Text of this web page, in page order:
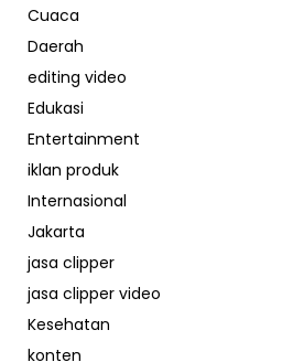
Cuaca
Daerah
editing video
Edukasi
Entertainment
iklan produk
Internasional
Jakarta
jasa clipper
jasa clipper video
Kesehatan
konten